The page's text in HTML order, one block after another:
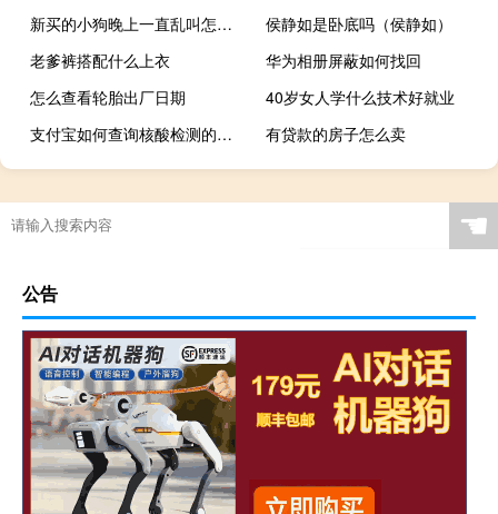
新买的小狗晚上一直乱叫怎么办？
侯静如是卧底吗（侯静如）
老爹裤搭配什么上衣
华为相册屏蔽如何找回
怎么查看轮胎出厂日期
40岁女人学什么技术好就业
支付宝如何查询核酸检测的结果
有贷款的房子怎么卖
☚
公告